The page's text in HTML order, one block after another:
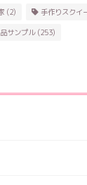
(2) 手作りスクイ
サンプル(253)